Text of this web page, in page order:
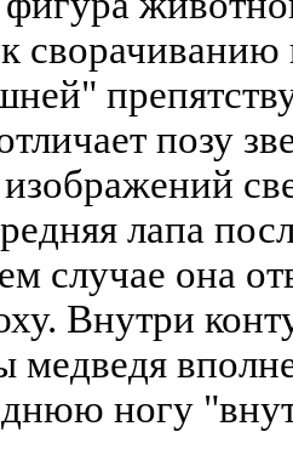
сворачиванию
позу
лапа
случае она
Внутри
медведя
ногу